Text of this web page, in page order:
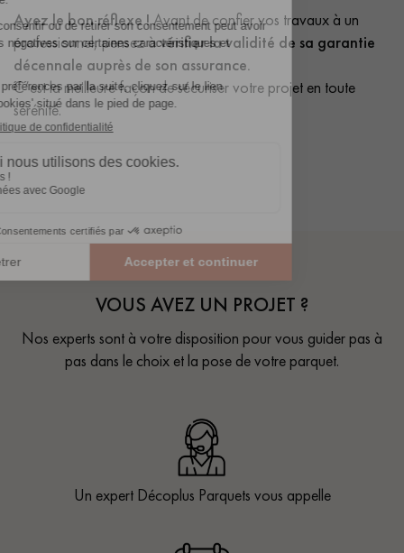
Ayez le bon réflexe !Avant de confier vos travaux à un
professionnel, pensez àvérifier la validité de sa garantie
décennale auprès de son assurance.
C’est la meilleure façon de sécuriser votre projet en toute
sérénité.
VOUS AVEZ UN PROJET ?
Nos experts sont à votre disposition pour vous guider pas à
pas dans le choix et la pose de votre parquet.
Un expert Décoplus Parquets vous appelle